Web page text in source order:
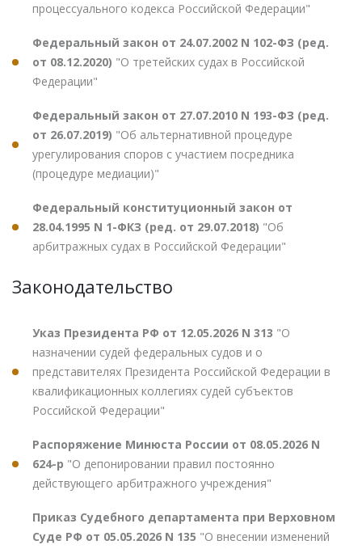
процессуального кодекса Российской Федерации"
Федеральный закон от 24.07.2002 N 102-ФЗ (ред.
от 08.12.2020) "О третейских судах в Российской
Федерации"
Федеральный закон от 27.07.2010 N 193-ФЗ (ред.
от 26.07.2019) "Об альтернативной процедуре
урегулирования споров с участием посредника
(процедуре медиации)"
Федеральный конституционный закон от
28.04.1995 N 1-ФКЗ (ред. от 29.07.2018) "Об
арбитражных судах в Российской Федерации"
Законодательство
Указ Президента РФ от 12.05.2026 N 313 "О
назначении судей федеральных судов и о
представителях Президента Российской Федерации в
квалификационных коллегиях судей субъектов
Российской Федерации"
Распоряжение Минюста России от 08.05.2026 N
624-р "О депонировании правил постоянно
действующего арбитражного учреждения"
Приказ Судебного департамента при Верховном
Суде РФ от 05.05.2026 N 135 "О внесении изменений